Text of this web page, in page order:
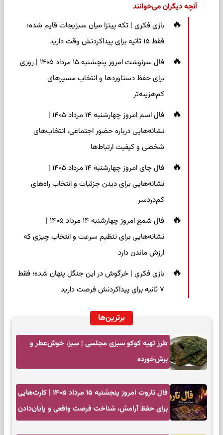
آنچه دیگران می‌خوانند
بازی فکری | تکه پیتزا میان سبزیجات قایم شده؛
فقط ۱۵ ثانیه برای پیداکردنش وقت دارید
فال سرنوشت امروز پنجشنبه ۱۵ مرداد ۱۴۰۵ | روزی
برای حفظ دستاوردها و انتخاب مسیرهای
کم‌هزینه‌تر
فال اسم امروز چهارشنبه ۱۴ مرداد ۱۴۰۵ |
نشانه‌هایی درباره حضور اجتماعی، انتخاب‌های
شخصی و کیفیت ارتباط‌ها
فال چای امروز چهارشنبه ۱۴ مرداد ۱۴۰۵ |
نشانه‌هایی برای دیدن جزئیات و انتخاب راه‌های
کم‌دردسر
فال شمع امروز چهارشنبه ۱۴ مرداد ۱۴۰۵ |
نشانه‌هایی برای تنظیم سرعت و انتخاب چیزی که
ارزش ماندن دارد
بازی فکری | خرگوش در این جنگل پنهان شده؛ فقط
۷ ثانیه برای پیداکردنش فرصت دارید
برترین‌ها
طرز تهیه کوکو سبزی مجلسی | سبز، خوش‌عطر و
برش‌خورده
فال تاروت امروز پنجشنبه ۱۵ مرداد ۱۴۰۵ | کارت‌هایی
برای حفظ آرامش، شناخت فرصت واقعی و پایان‌دادن